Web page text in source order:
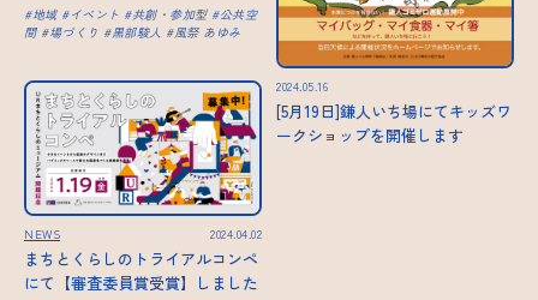
地域 イベント 共創・参加型
公共空
間
場づくり 黒部駿人 風祭 あゆみ
2024.05.16
[5月19日]鎌人いち場にてキッズワ
ークショップを開催します
NEWS 2024.04.02
まちとくらしのトライアルコンペ
にて【審査委員賞受賞】しました